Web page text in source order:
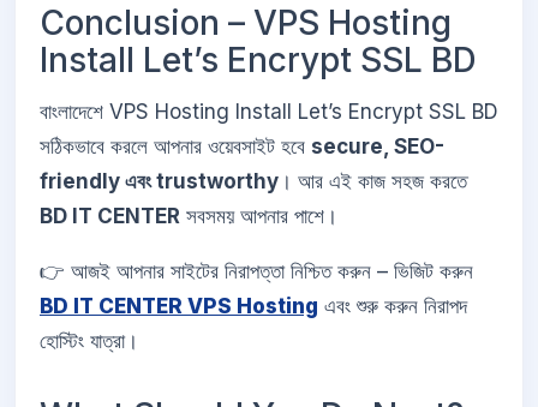
Conclusion – VPS Hosting
Install Let’s Encrypt SSL BD
বাংলাদেশে VPS Hosting Install Let’s Encrypt SSL BD
সঠিকভাবে করলে আপনার ওয়েবসাইট হবে secure, SEO-
friendly এবং trustworthy । আর এই কাজ সহজ করতে
BD IT CENTER সবসময় আপনার পাশে।
👉 আজই আপনার সাইটের নিরাপত্তা নিশ্চিত করুন – ভিজিট করুন
BD IT CENTER VPS Hosting এবং শুরু করুন নিরাপদ
হোস্টিং যাত্রা।